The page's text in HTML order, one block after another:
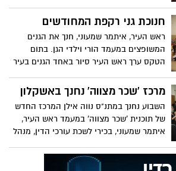
ראש העיר, איתמר שמעוני, קיבל את יוזמתה
המבורכת של יועצת ראש העיר לקידום מעמד
האישה, עו"ד תמר יוספי, שנועדה להגביר את
המודעות בעיר לנושא חשוב זה. "זאת
ההזדמנות להזכיר לנשות אשקלון ובכלל, כי
גילוי מוקדם של המחלה יכול להציל חיים. בכל
גיל ובכל מצב, אל תחכי כדי לבדוק שאת
בסדר, וודאי שאת בסדר. במרכז הרפואי
'ברזילי' פועלת מרפאה לבדיקות שד ושם ניתן
לבצע בדיקה שגרתית שיכולה להציל חיים.
חנוכת גני רקפת המחודשים
ראש העיר, איתמר שמעוני, חנך את הגנים
המשופצים במעמד הורי וילדי הגן. בתום
הטקס ערך ראש העיר סיור באחד הגנים בעיר
במקום
מרכז 'שכר מצווה' נחנך באשקלון
השבוע נחנך במתנ"ס נווה אילן המרכז החדש
של תוכנית 'שכר מצווה' במעמד ראש העיר,
איתמר שמעוני, בכירי לשכת עורכי הדין, מנהל